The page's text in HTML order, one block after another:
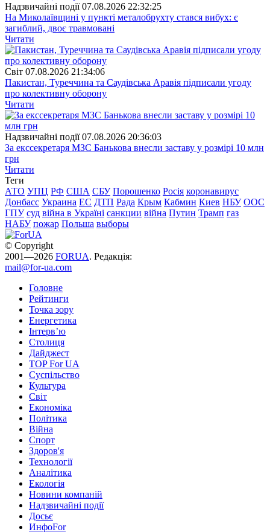
Надзвичайні події 07.08.2026 22:32:25
На Миколаївщині у пункті металобрухту стався вибух: є
загиблий, двоє травмовані
Читати
Свiт 07.08.2026 21:34:06
Пакистан, Туреччина та Саудівська Аравія підписали угоду
про колективну оборону
Читати
Надзвичайні події 07.08.2026 20:36:03
За екссекретаря МЗС Банькова внесли заставу у розмірі 10 млн
грн
Читати
Теги
АТО УПЦ РФ США СБУ Порошенко Росія коронавирус
Донбасс Украина ЕС ДТП Рада Крым Кабмин Киев НБУ ООС
ГПУ суд війна в Україні санкции війна Путин Трамп газ
НАБУ пожар Польша выборы
© Copyright
2001—2026 FORUA. Редакція:
mail@for-ua.com
Головне
Рейтинги
Точка зору
Енергетика
Інтерв’ю
Столиця
Дайджест
TOP For UA
Суспiльство
Культура
Світ
Економіка
Політика
Війна
Спорт
Здоров'я
Технології
Аналітика
Екологія
Новини компаній
Надзвичайні події
Досьє
ИнфоFor